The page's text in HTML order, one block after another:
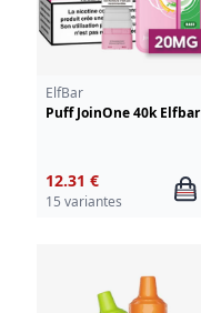
ElfBar
Puff JoinOne 40k Elfbar
12.31 €
15 variantes